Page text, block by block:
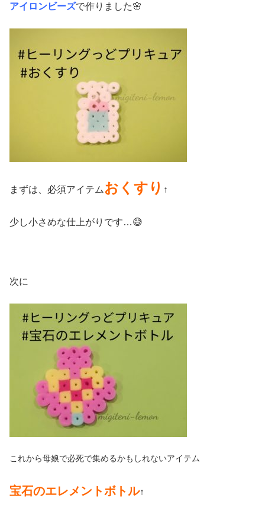
アイロンビーズで作りました🌸
まずは、必須アイテム おくすり ↑
少し小さめな仕上がりです…😅
次に
これから母娘で必死で集めるかもしれないアイテム
宝石のエレメントボトル↑